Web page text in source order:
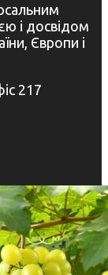
і досвідом
Європи і
217